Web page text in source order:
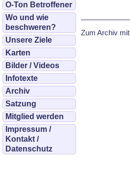
O-Ton Betroffener
Wo und wie
beschweren?
Unsere Ziele
Karten
Bilder / Videos
Infotexte
Archiv
Satzung
Mitglied werden
Impressum /
Kontakt /
Datenschutz
Zum Archiv mit